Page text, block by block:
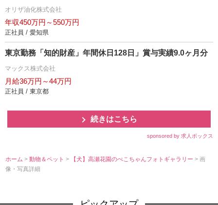
オリザ油化株式会社
年収450万円～550万円
正社員 / 愛知県
東京勤務「知的財産」年間休日128日」賞与実績9.0ヶ月分
マックス株式会社
月給36万円～44万円
正社員 / 東京都
続きはこちら
sponsored by 求人ボックス
ホーム >動物＆ペット> 【犬】高瀬花園のぺこちゃんフォトギャラリー> 画
像・写真詳細